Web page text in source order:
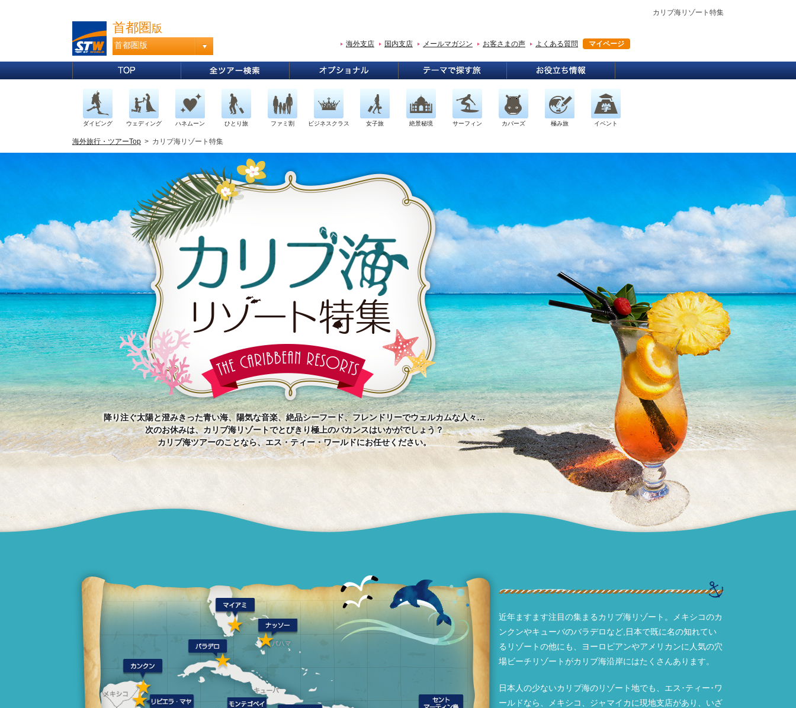
首都圏 版
首都圏版
カリブ海リゾート特集
海外支店 国内支店 メールマガジン お客さまの声 よくある質問 マイページ
ダイビング ウェディング ハネムーン ひとり旅 ファミ割 ビジネスクラス 女子旅 絶景秘境 サーフィン カバーズ 極み旅 イベント
海外旅行・ツアーTop > カリブ海リゾート特集
降り注ぐ太陽と澄みきった青い海、陽気な音楽、絶品シーフード、フレンドリーでウェルカムな人々…
次のお休みは、カリブ海リゾートでとびきり極上のバカンスはいかがでしょう？
カリブ海ツアーのことなら、エス・ティー・ワールドにお任せください。
近年ますます注目の集まるカリブ海リゾート。メキシコのカ
ンクンやキューバのバラデロなど,日本で既に名の知れてい
るリゾートの他にも、ヨーロピアンやアメリカンに人気の穴
場ビーチリゾートがカリブ海沿岸にはたくさんあります。
日本人の少ないカリブ海のリゾート地でも、エス･ティー･ワ
ールドなら、メキシコ、ジャマイカに現地支店があり、いざ